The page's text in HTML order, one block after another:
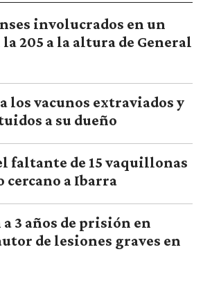
involucrados en un
205 a la altura de General
los vacunos extraviados y
a su dueño
faltante de 15 vaquillonas
cercano a Ibarra
3 años de prisión en
de lesiones graves en